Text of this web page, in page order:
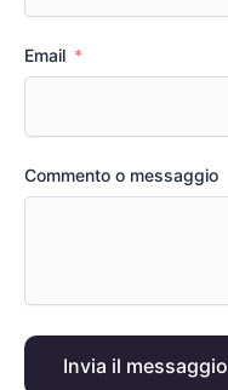
Email
Commento o messaggio
Invia il messaggio